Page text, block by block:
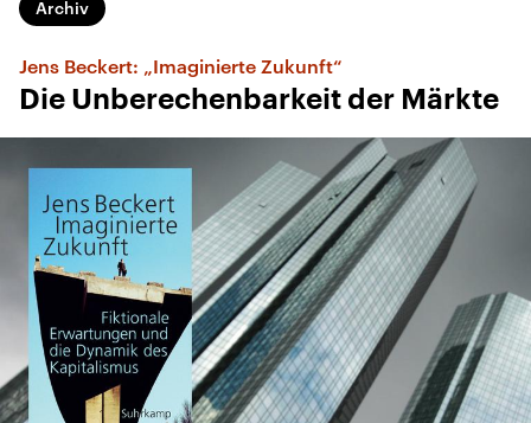
Archiv
Jens Beckert: „Imaginierte Zukunft“
Die Unberechenbarkeit der Märkte